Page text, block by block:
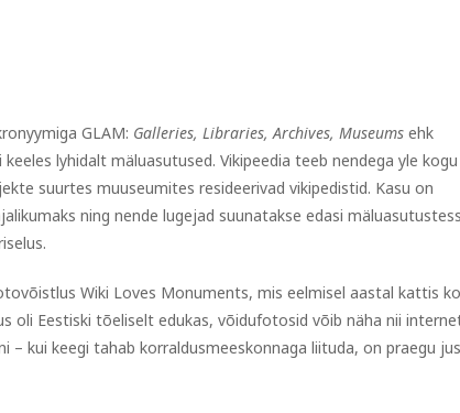
GLAM: Galleries, Libraries, Archives, Museums ehk
lyhidalt mäluasutused. Vikipeedia teeb nendega yle kogu
suurtes muuseumites resideerivad vikipedistid. Kasu on
ning nende lugejad suunatakse edasi
Wiki Loves Monuments, mis eelmisel aastal kattis
oli Eestiski tõeliselt edukas, võidufotosid võib näha nii
– kui keegi tahab korraldusmeeskonnaga liituda, on praegu